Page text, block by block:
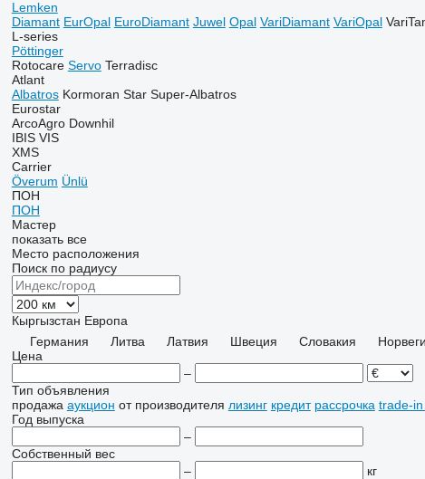
Lemken
Diamant EurOpal EuroDiamant Juwel Opal VariDiamant VariOpal
L-series
Pöttinger
Rotocare Servo Terradisc
Atlant
Albatros Kormoran Star Super-Albatros
Eurostar
ArcoAgro Downhil
IBIS VIS
XMS
Carrier
Överum Ünlü
ПОН
ПОН
Мастер
показать все
Место расположения
Поиск по радиусу
Кыргызстан Европа
Германия
Литва Латвия Швеция Словакия
Цена
–
Тип объявления
продажа аукцион от производителя лизинг кредит рассрочка trade-
Год выпуска
–
Собственный вес
–
кг